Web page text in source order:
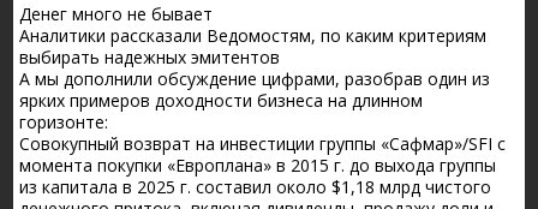
Денег много не бывает
Аналитики рассказали Ведомостям, по каким критериям
выбирать надежных эмитентов
А мы дополнили обсуждение цифрами, разобрав один из
ярких примеров доходности бизнеса на длинном
горизонте:
Совокупный возврат на инвестиции группы «Сафмар»/SFI с
момента покупки «Европлана» в 2015 г. до выхода группы
из капитала в 2025 г. составил около $1,18 млрд чистого